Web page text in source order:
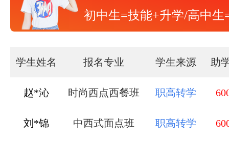
初中生=技能+升学/高中生
学生姓名 报名专业 学生来源 助
刘*锦 中西式面点班 职高转学
秦*杰 形象设计与造型班 中专毕业